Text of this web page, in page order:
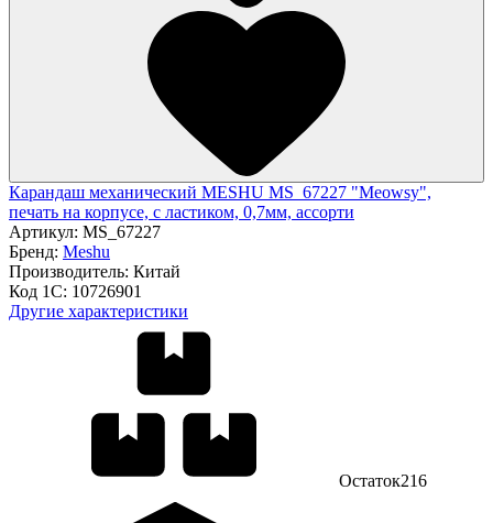
Карандаш механический MESHU MS_67227 "Meowsy",
печать на корпусе, с ластиком, 0,7мм, ассорти
Артикул: MS_67227
Бренд: Meshu
Производитель: Китай
Код 1С: 10726901
Другие характеристики
Остаток216